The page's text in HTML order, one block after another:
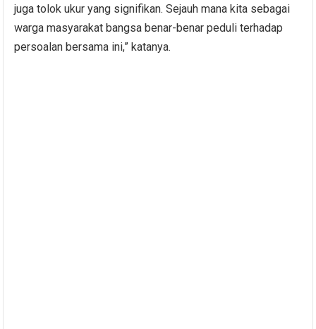
juga tolok ukur yang signifikan. Sejauh mana kita sebagai
warga masyarakat bangsa benar-benar peduli terhadap
persoalan bersama ini,” katanya.